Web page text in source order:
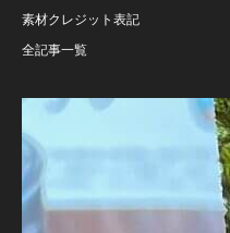
素材クレジット表記
全記事一覧